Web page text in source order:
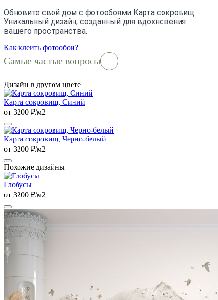
Обновите свой дом с фотообоями Карта сокровищ.
Уникальный дизайн, созданный для вдохновения
вашего пространства.
Как клеить фотообои?
Самые частые вопросы
Дизайн в другом цвете
Карта сокровищ, Синий
от 3200 ₽/м2
Карта сокровищ, Черно-белый
от 3200 ₽/м2
Похожие дизайны
Глобусы
от 3200 ₽/м2